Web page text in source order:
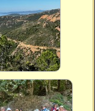
?